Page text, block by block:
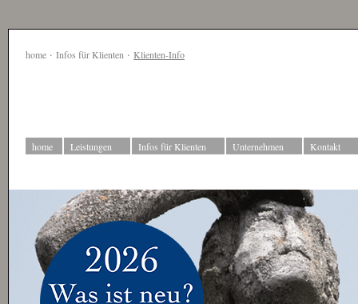
home · Infos für Klienten · Klienten-Info
home Leistungen Infos für Klienten Unternehmen Kontakt